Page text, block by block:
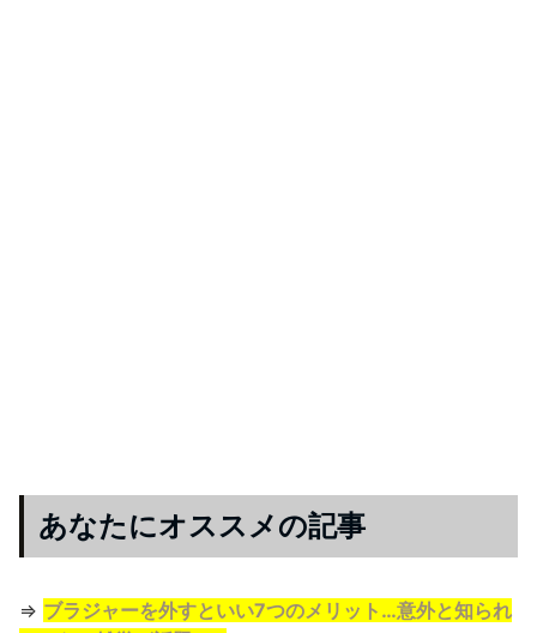
あなたにオススメの記事
⇒ ブラジャーを外すといい7つのメリット…意外と知られ